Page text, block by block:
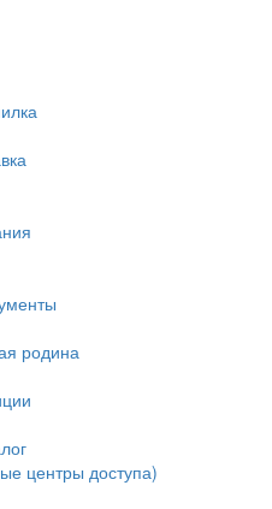
родина
центры доступа)